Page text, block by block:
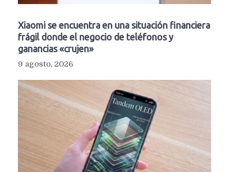
Xiaomi se encuentra en una situación financiera
frágil donde el negocio de teléfonos y
ganancias «crujen»
9 agosto, 2026